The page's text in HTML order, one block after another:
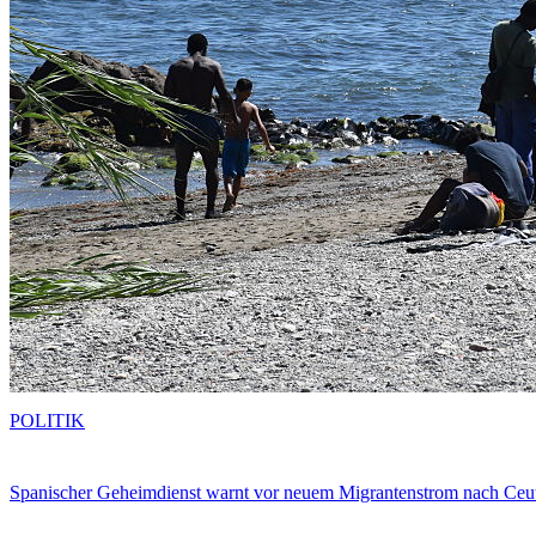
Spanischer Geheimdienst warnt vor neuem Migrantenstrom nach
POLITIK